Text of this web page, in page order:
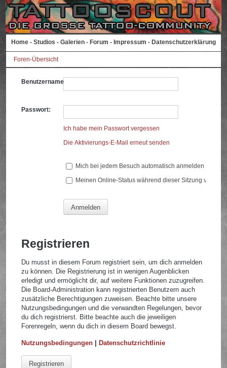
Home - Studios - Galerien - Forum - Impressum - Datenschutzerklärung
Foren-Übersicht
Benutzername:
Passwort:
Ich habe mein Passwort vergessen
Die Aktivierungs-E-Mail erneut senden
Mich bei jedem Besuch automatisch anmelden
Meinen Online-Status während dieser Sitzung
Registrieren
Du musst in diesem Forum registriert sein, um dich anmelden
zu können. Die Registrierung ist in wenigen Augenblicken
erledigt und ermöglicht dir, auf weitere Funktionen zuzugreifen.
Die Board-Administration kann registrierten Benutzern auch
zusätzliche Berechtigungen zuweisen. Beachte bitte unsere
Nutzungsbedingungen und die verwandten Regelungen, bevor
du dich registrierst. Bitte beachte auch die jeweiligen
Forenregeln, wenn du dich in diesem Board bewegst.
Nutzungsbedingungen |Datenschutzrichtlinie
Registrieren